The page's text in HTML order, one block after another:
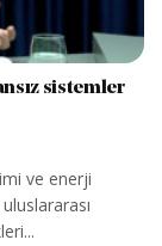
sistemler
ve enerji